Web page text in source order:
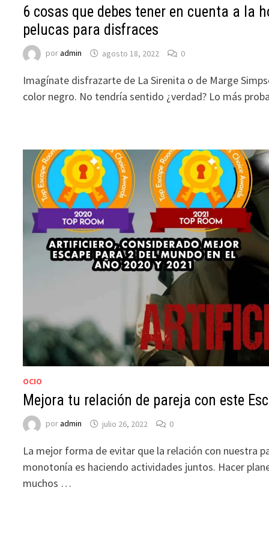
6 cosas que debes tener en cuenta a la
pelucas para disfraces
poradmin agosto 18, 2022 0
Imagínate disfrazarte de La Sirenita o de Marge
color negro. No tendría sentido ¿verdad? Lo más
OCIO
Mejora tu relación de pareja con este
poradmin julio 26, 2022 0
La mejor forma de evitar que la relación con nuestra
monotonía es haciendo actividades juntos. Hacer
muchos …